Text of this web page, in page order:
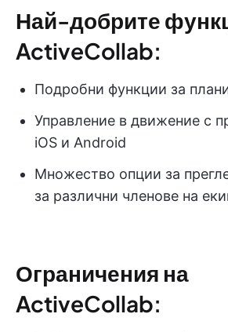
Най-добрите
ActiveCollab:
Подробни функции за
Управление в движение с
iOS и Android
Множество опции за
за различни членове на
Ограничения на
ActiveCollab: